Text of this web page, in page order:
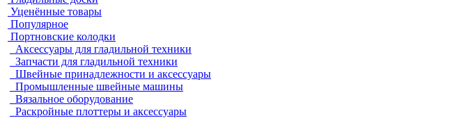
Уценённые товары
Популярное
Портновские колодки
Аксессуары для гладильной техники
Запчасти для гладильной техники
Швейные принадлежности и аксессуары
Промышленные швейные машины
Вязальное оборудование
Раскройные плоттеры и аксессуары